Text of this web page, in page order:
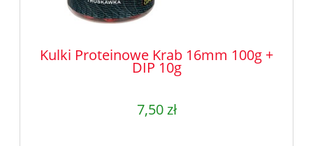
Kulki Proteinowe Krab 16mm 100g +
DIP 10g
7,50 zł